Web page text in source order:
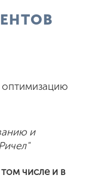
оптимизацию
и
числе и в